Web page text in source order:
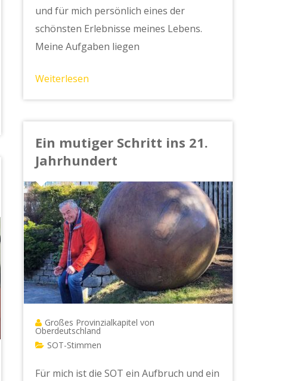
und für mich persönlich eines der
schönsten Erlebnisse meines Lebens.
Meine Aufgaben liegen
Weiterlesen
Ein mutiger Schritt ins 21.
Jahrhundert
Großes Provinzialkapitel von
Oberdeutschland
SOT-Stimmen
Für mich ist die SOT ein Aufbruch und ein